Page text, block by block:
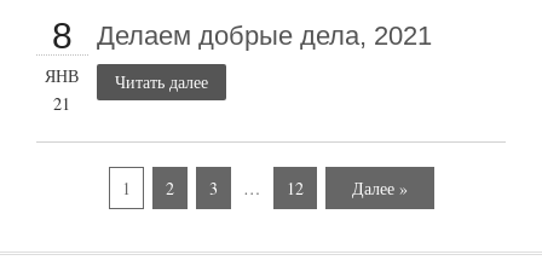
8
ЯНВ
21
Делаем добрые дела, 2021
Читать далее
1 2 3 … 12 Далее »